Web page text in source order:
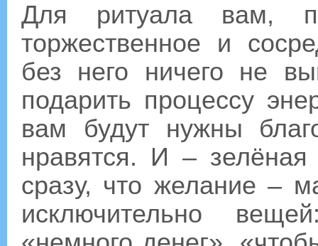
Для ритуала вам,
торжественное и
без него ничего не
подарить процессу
вам будут нужны
нравятся. И – зелёная
сразу, что желание –
исключительно